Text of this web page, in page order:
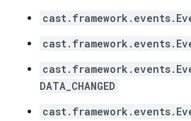
DATA_CHANGED